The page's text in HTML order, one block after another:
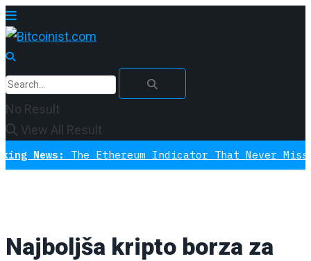
No Result
View All Result
The Ethereum Indicator That Never Missed A
Najboljša kripto borza za